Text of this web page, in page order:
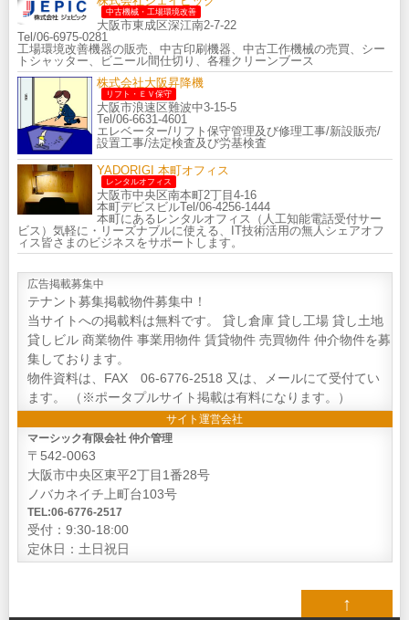
中古機械・工場環境改善
大阪市東成区深江南2-7-22
Tel/06-6975-0281
工場環境改善機器の販売、中古印刷機器、中古工作機械の売買、シー
トシャッター、ビニール間仕切り、各種クリーンブース
株式会社大阪昇降機
リフト・ＥＶ保守
大阪市浪速区難波中3-15-5
Tel/06-6631-4601
エレベーター/リフト保守管理及び修理工事/新設販売/
設置工事/法定検査及び労基検査
YADORIGI 本町オフィス
レンタルオフィス
大阪市中央区南本町2丁目4-16
本町デビスビルTel/06-4256-1444
本町にあるレンタルオフィス（人工知能電話受付サー
ビス）気軽に・リーズナブルに使える、IT技術活用の無人シェアオフ
ィス皆さまのビジネスをサポートします。
広告掲載募集中
テナント募集掲載物件募集中！
当サイトへの掲載料は無料です。 貸し倉庫 貸し工場 貸し土地
貸しビル 商業物件 事業用物件 賃貸物件 売買物件 仲介物件を募
集しております。
物件資料は、FAX 06-6776-2518 又は、メールにて受付てい
ます。 （※ポータプルサイト掲載は有料になります。）
サイト運営会社
マーシック有限会社 仲介管理
〒542-0063
大阪市中央区東平2丁目1番28号
ノバカネイチ上町台103号
TEL:06-6776-2517
受付：9:30-18:00
定休日：土日祝日
↑